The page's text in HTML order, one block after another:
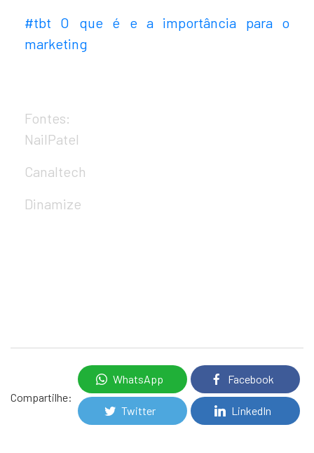
#tbt O que é e a importância para o
marketing
Fontes:
NailPatel
Canaltech
Dinamize
Compartilhe:
WhatsApp Facebook
Twitter LinkedIn